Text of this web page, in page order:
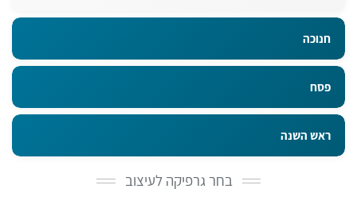
חנוכה
פסח
ראש השנה
בחר גרפיקה לעיצוב